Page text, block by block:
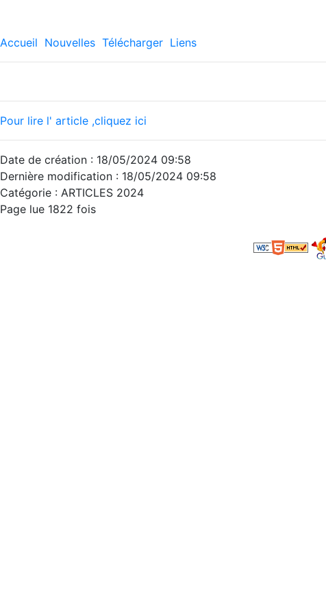
Accueil Nouvelles Télécharger Liens
Pour lire l' article ,cliquez ici
Date de création : 18/05/2024 09:58
Dernière modification : 18/05/2024 09:58
Catégorie : ARTICLES 2024
Page lue 1822 fois